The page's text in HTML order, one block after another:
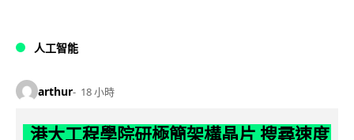
人工智能
arthur 18 小時
港大工程學院研極簡架構晶片 搜尋速度